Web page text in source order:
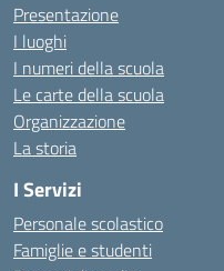
Presentazione
I luoghi
I numeri della scuola
Le carte della scuola
Organizzazione
La storia
I Servizi
Personale scolastico
Famiglie e studenti